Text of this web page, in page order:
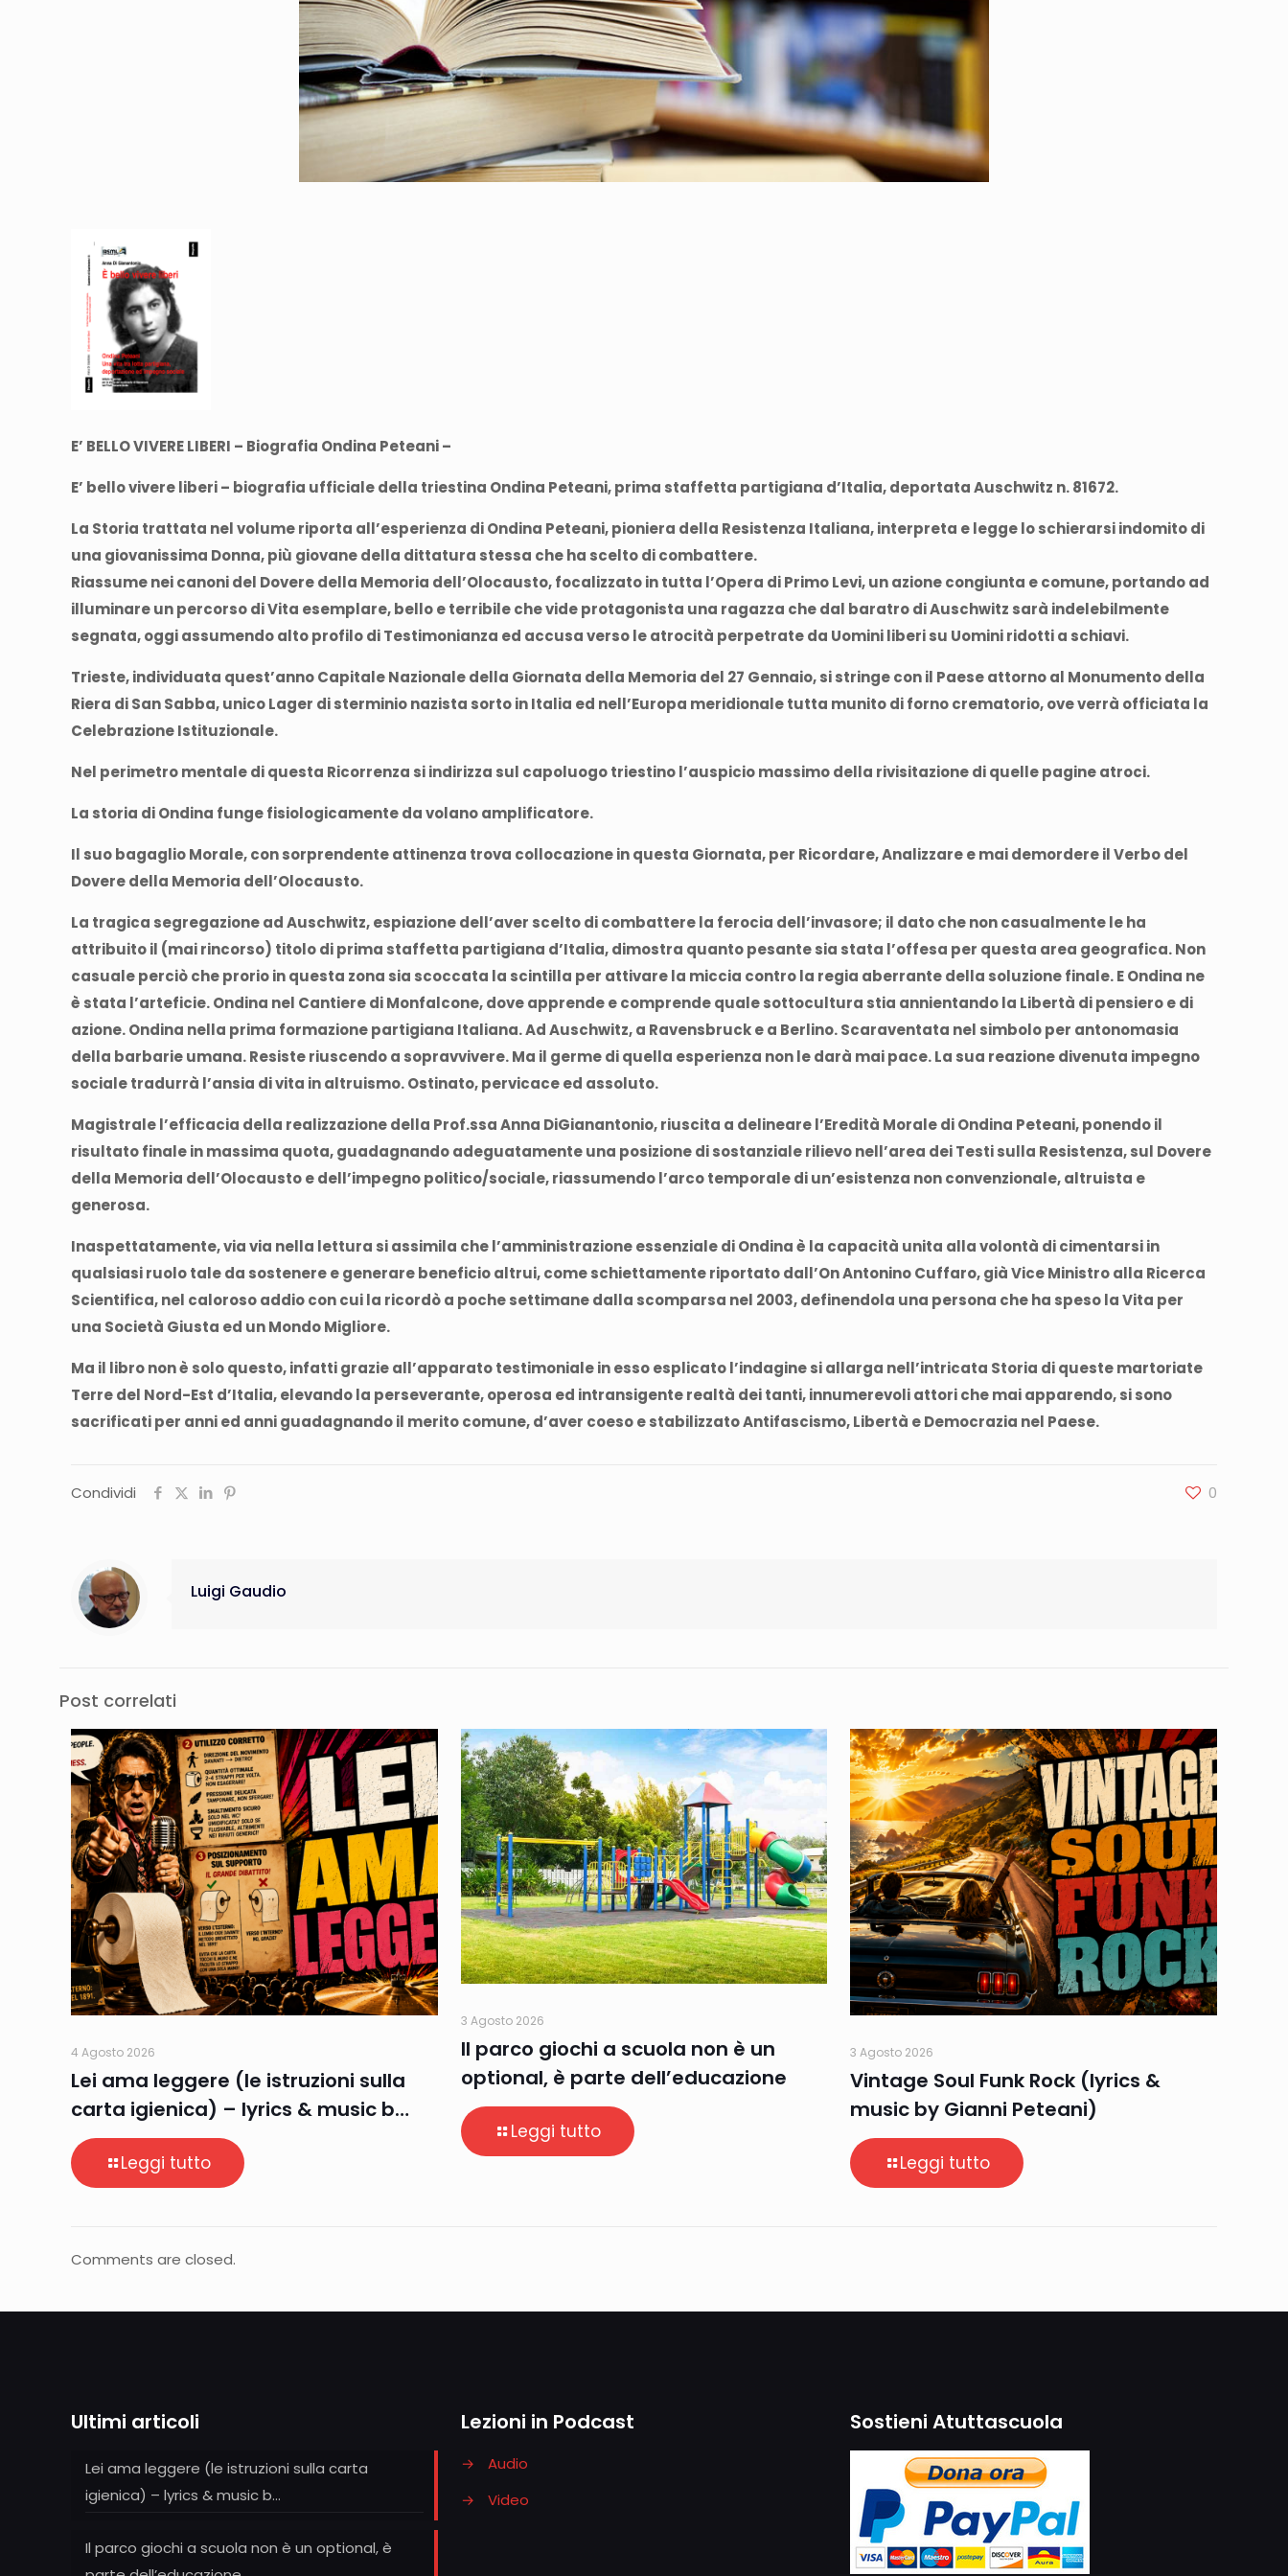
E’ BELLO VIVERE LIBERI – Biografia Ondina Peteani –
E’ bello vivere liberi – biografia ufficiale della triestina Ondina Peteani, prima staffetta partigiana d’Italia, deportata Auschwitz n. 81672.
La Storia trattata nel volume riporta all’esperienza di Ondina Peteani, pioniera della Resistenza Italiana, interpreta e legge lo schierarsi indomito di
una giovanissima Donna, più giovane della dittatura stessa che ha scelto di combattere.
Riassume nei canoni del Dovere della Memoria dell’Olocausto, focalizzato in tutta l’Opera di Primo Levi, un azione congiunta e comune, portando ad
illuminare un percorso di Vita esemplare, bello e terribile che vide protagonista una ragazza che dal baratro di Auschwitz sarà indelebilmente
segnata, oggi assumendo alto profilo di Testimonianza ed accusa verso le atrocità perpetrate da Uomini liberi su Uomini ridotti a schiavi.
Trieste, individuata quest’anno Capitale Nazionale della Giornata della Memoria del 27 Gennaio, si stringe con il Paese attorno al Monumento della
Riera di San Sabba, unico Lager di sterminio nazista sorto in Italia ed nell’Europa meridionale tutta munito di forno crematorio, ove verrà officiata la
Celebrazione Istituzionale.
Nel perimetro mentale di questa Ricorrenza si indirizza sul capoluogo triestino l’auspicio massimo della rivisitazione di quelle pagine atroci.
La storia di Ondina funge fisiologicamente da volano amplificatore.
Il suo bagaglio Morale, con sorprendente attinenza trova collocazione in questa Giornata, per Ricordare, Analizzare e mai demordere il Verbo del
Dovere della Memoria dell’Olocausto.
La tragica segregazione ad Auschwitz, espiazione dell’aver scelto di combattere la ferocia dell’invasore; il dato che non casualmente le ha
attribuito il (mai rincorso) titolo di prima staffetta partigiana d’Italia, dimostra quanto pesante sia stata l’offesa per questa area geografica. Non
casuale perciò che prorio in questa zona sia scoccata la scintilla per attivare la miccia contro la regia aberrante della soluzione finale. E Ondina ne
è stata l’arteficie. Ondina nel Cantiere di Monfalcone, dove apprende e comprende quale sottocultura stia annientando la Libertà di pensiero e di
azione. Ondina nella prima formazione partigiana Italiana. Ad Auschwitz, a Ravensbruck e a Berlino. Scaraventata nel simbolo per antonomasia
della barbarie umana. Resiste riuscendo a sopravvivere. Ma il germe di quella esperienza non le darà mai pace. La sua reazione divenuta impegno
sociale tradurrà l’ansia di vita in altruismo. Ostinato, pervicace ed assoluto.
Magistrale l’efficacia della realizzazione della Prof.ssa Anna DiGianantonio, riuscita a delineare l’Eredità Morale di Ondina Peteani, ponendo il
risultato finale in massima quota, guadagnando adeguatamente una posizione di sostanziale rilievo nell’area dei Testi sulla Resistenza, sul Dovere
della Memoria dell’Olocausto e dell’impegno politico/sociale, riassumendo l’arco temporale di un’esistenza non convenzionale, altruista e
generosa.
Inaspettatamente, via via nella lettura si assimila che l’amministrazione essenziale di Ondina è la capacità unita alla volontà di cimentarsi in
qualsiasi ruolo tale da sostenere e generare beneficio altrui, come schiettamente riportato dall’On Antonino Cuffaro, già Vice Ministro alla Ricerca
Scientifica, nel caloroso addio con cui la ricordò a poche settimane dalla scomparsa nel 2003, definendola una persona che ha speso la Vita per
una Società Giusta ed un Mondo Migliore.
Ma il libro non è solo questo, infatti grazie all’apparato testimoniale in esso esplicato l’indagine si allarga nell’intricata Storia di queste martoriate
Terre del Nord-Est d’Italia, elevando la perseverante, operosa ed intransigente realtà dei tanti, innumerevoli attori che mai apparendo, si sono
sacrificati per anni ed anni guadagnando il merito comune, d’aver coeso e stabilizzato Antifascismo, Libertà e Democrazia nel Paese.
Condividi 0
Luigi Gaudio
Post correlati
4 Agosto 2026
Lei ama leggere (le istruzioni sulla
carta igienica) – lyrics & music b…
Leggi tutto
3 Agosto 2026
Il parco giochi a scuola non è un
optional, è parte dell’educazione
Leggi tutto
3 Agosto 2026
Vintage Soul Funk Rock (lyrics &
music by Gianni Peteani)
Leggi tutto
Comments are closed.
Ultimi articoli
Lei ama leggere (le istruzioni sulla carta
igienica) – lyrics & music b…
Il parco giochi a scuola non è un optional, è
Lezioni in Podcast
→
Audio
→
Video
Sostieni Atuttascuola